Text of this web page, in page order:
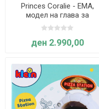
Princes Coralie - ЕМА,
модел на глава за
стилизирање и шминкање
- Klein
ден 2.990,00